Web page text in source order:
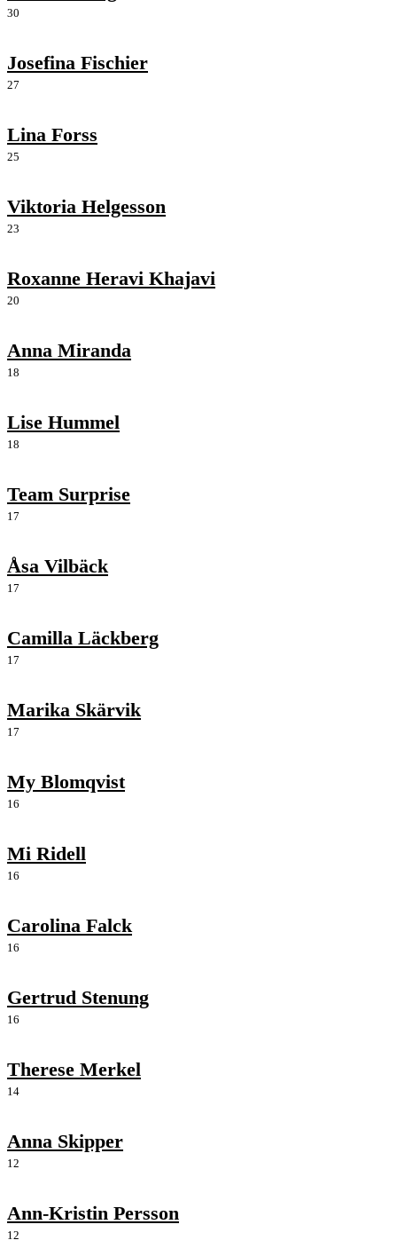
30
Josefina Fischier
27
Lina Forss
25
Viktoria Helgesson
23
Roxanne Heravi Khajavi
20
Anna Miranda
18
Lise Hummel
18
Team Surprise
17
Åsa Vilbäck
17
Camilla Läckberg
17
Marika Skärvik
17
My Blomqvist
16
Mi Ridell
16
Carolina Falck
16
Gertrud Stenung
16
Therese Merkel
14
Anna Skipper
12
Ann-Kristin Persson
12